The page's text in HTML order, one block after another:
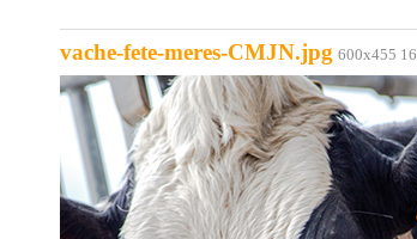
vache-fete-meres-CMJN.jpg 600x455